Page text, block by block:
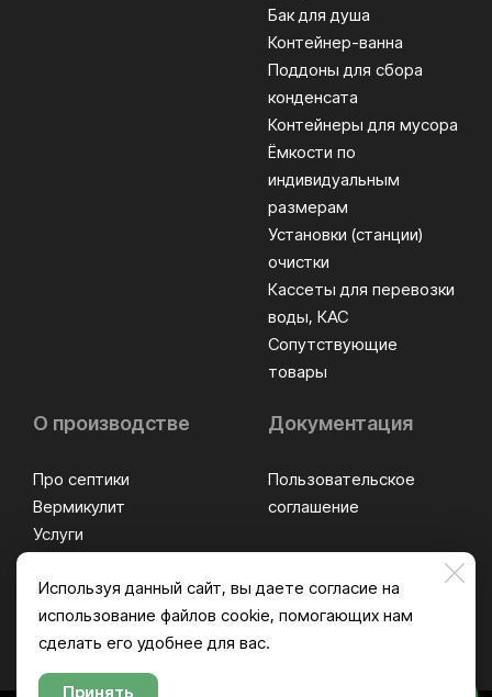
Используя данный сайт, вы даете согласие на
использование файлов cookie, помогающих нам
сделать его удобнее для вас.
Принять
Бак для душа
Контейнер-ванна
Поддоны для сбора
конденсата
Контейнеры для мусора
Ёмкости по
индивидуальным
размерам
Установки (станции)
очистки
Кассеты для перевозки
воды, КАС
Сопутствующие
товары
О производстве
Про септики
Вермикулит
Услуги
Контакты
Документация
Пользовательское
соглашение